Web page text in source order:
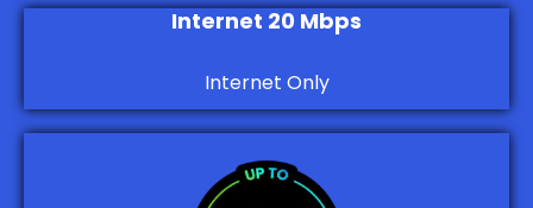
Internet 20 Mbps
Internet Only